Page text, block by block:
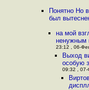
Понятно Но
был
на мой
ненужным
23:12 , 06-
Выход
особую
09:32 , 07-